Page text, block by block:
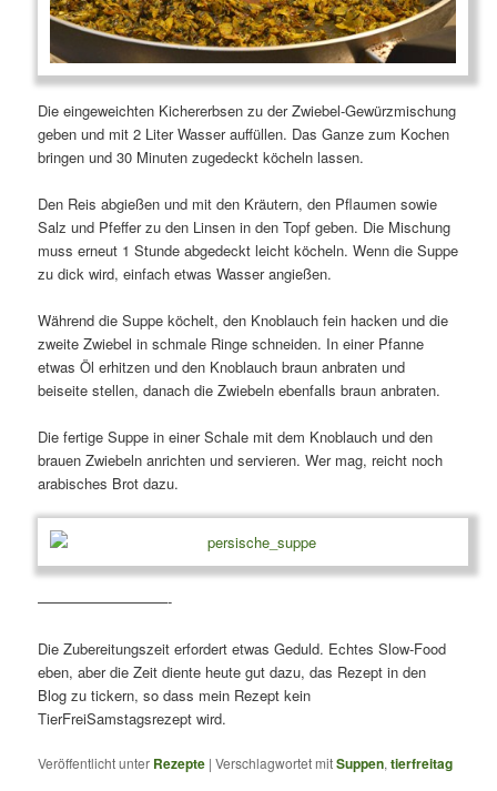
Die eingeweichten Kichererbsen zu der Zwiebel-Gewürzmischung
geben und mit 2 Liter Wasser auffüllen. Das Ganze zum Kochen
bringen und 30 Minuten zugedeckt köcheln lassen.
Den Reis abgießen und mit den Kräutern, den Pflaumen sowie
Salz und Pfeffer zu den Linsen in den Topf geben. Die Mischung
muss erneut 1 Stunde abgedeckt leicht köcheln. Wenn die Suppe
zu dick wird, einfach etwas Wasser angießen.
Während die Suppe köchelt, den Knoblauch fein hacken und die
zweite Zwiebel in schmale Ringe schneiden. In einer Pfanne
etwas Öl erhitzen und den Knoblauch braun anbraten und
beiseite stellen, danach die Zwiebeln ebenfalls braun anbraten.
Die fertige Suppe in einer Schale mit dem Knoblauch und den
brauen Zwiebeln anrichten und servieren. Wer mag, reicht noch
arabisches Brot dazu.
—————————-
Die Zubereitungszeit erfordert etwas Geduld. Echtes Slow-Food
eben, aber die Zeit diente heute gut dazu, das Rezept in den
Blog zu tickern, so dass mein Rezept kein
TierFreiSamstagsrezept wird.
Veröffentlicht unter Rezepte |Verschlagwortet mitSuppen,tierfreitag